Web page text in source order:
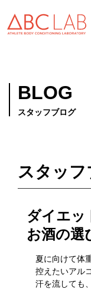
BLOG
スタッフブログ
スタッ
ダイエッ
お酒の選
夏に向けて体
控えたいアル
汗を流しても